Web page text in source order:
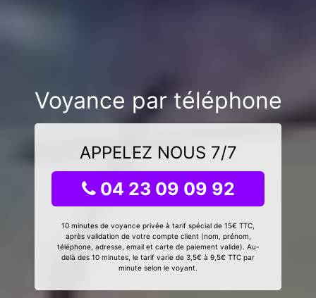
Voyance par téléphone
APPELEZ NOUS 7/7
04 23 09 09 92
10 minutes de voyance privée à tarif spécial de 15€ TTC,
après validation de votre compte client (nom, prénom,
téléphone, adresse, email et carte de paiement valide). Au-
delà des 10 minutes, le tarif varie de 3,5€ à 9,5€ TTC par
minute selon le voyant.